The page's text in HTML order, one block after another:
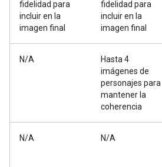
fidelidad para
incluir en la
imagen final
fidelidad para
incluir en la
imagen final
N/A
Hasta 4
imágenes de
personajes para
mantener la
coherencia
N/A N/A